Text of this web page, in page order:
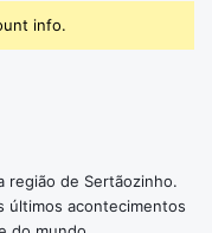
info.
região de Sertãozinho.
últimos acontecimentos